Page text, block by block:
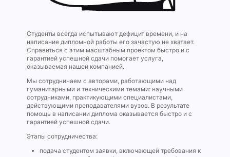
Студенты всегда испытывают дефицит времени, и на
написание дипломной работы его зачастую не хватает.
Справиться с этим масштабным проектом быстро и с
гарантией успешной сдачи помогает услуга,
оказываемая нашей компанией.
Мы сотрудничаем с авторами, работающими над
гуманитарными и техническими темами: научными
сотрудниками, практикующими специалистами,
действующими преподавателями вузов. В результате
помощь в написании диплома оказывается быстро и с
гарантией успешной сдачи.
Этапы сотрудничества:
подача студентом заявки, включающей требования к